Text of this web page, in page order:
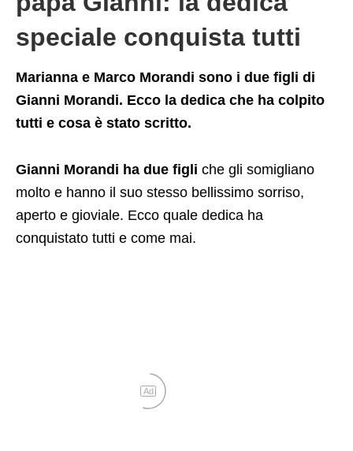
speciale conquista tutti
Marianna e Marco Morandi sono i due figli di
Gianni Morandi. Ecco la dedica che ha colpito
tutti e cosa è stato scritto.
Gianni Morandi ha due figli che gli somigliano
molto e hanno il suo stesso bellissimo sorriso,
aperto e gioviale. Ecco quale dedica ha
conquistato tutti e come mai.
Ad